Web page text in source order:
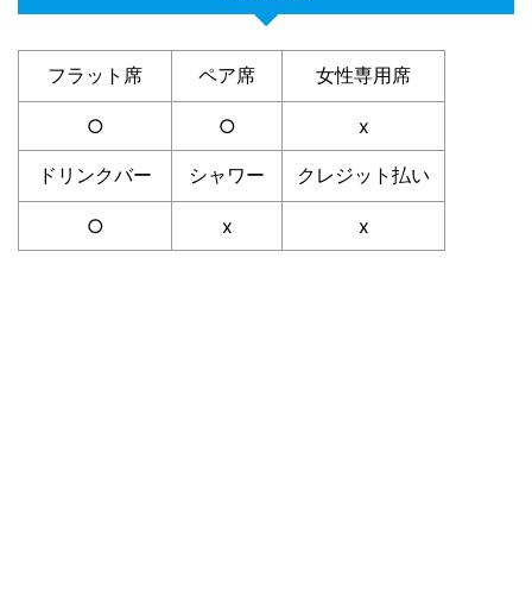
フラット席 ペア席 女性専用席
○ ○ x
ドリンクバー シャワー クレジット払い
○ x x